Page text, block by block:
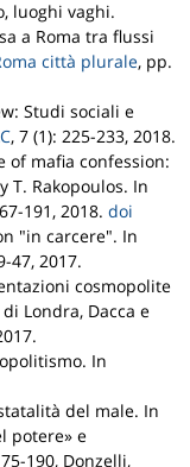
luoghi vaghi.
a Roma tra flussi
città plurale, pp.
Studi sociali e
, 7 (1): 225-233, 2018.
of mafia confession:
T. Rakopoulos. In
191, 2018. doi
"in carcere". In
47, 2017.
cosmopolite
Londra, Dacca e
. In
del male. In
potere» e
190, Donzelli,